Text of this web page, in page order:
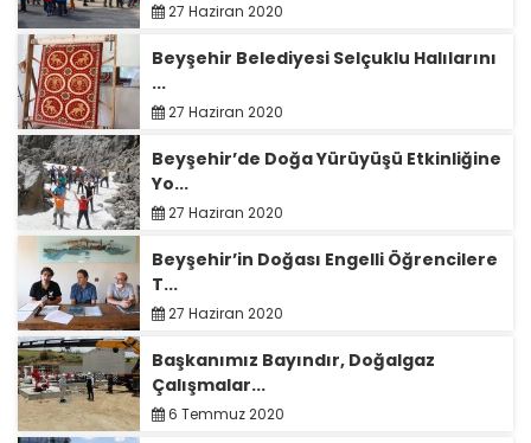
27 Haziran 2020
Beyşehir Belediyesi Selçuklu Halılarını
...
27 Haziran 2020
Beyşehir’de Doğa Yürüyüşü Etkinliğine
Yo...
27 Haziran 2020
Beyşehir’in Doğası Engelli Öğrencilere
T...
27 Haziran 2020
Başkanımız Bayındır, Doğalgaz
Çalışmalar...
6 Temmuz 2020